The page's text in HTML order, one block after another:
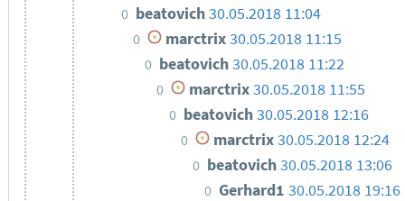
0 beatovich30.05.2018 11:04
0 marctrix30.05.2018 11:15
0 beatovich30.05.2018 11:22
0 marctrix30.05.2018 11:55
0 beatovich30.05.2018 12:16
0 marctrix 30.05.2018 12:24
0 beatovich30.05.2018 13:06
0 Gerhard130.05.2018 19:16